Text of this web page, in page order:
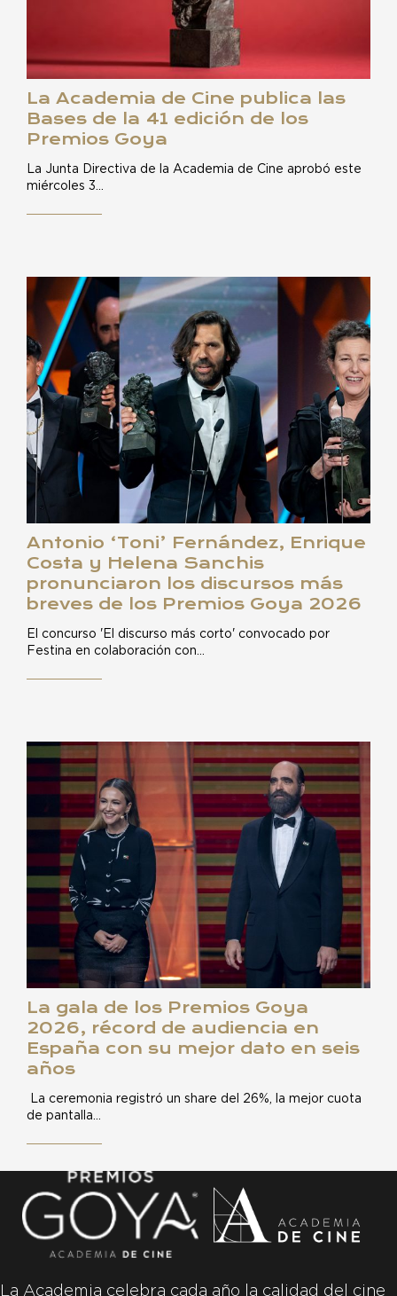
La Academia de Cine publica las
Bases de la 41 edición de los
Premios Goya
La Junta Directiva de la Academia de Cine aprobó este
miércoles 3…
Antonio ‘Toni’ Fernández, Enrique
Costa y Helena Sanchis
pronunciaron los discursos más
breves de los Premios Goya 2026
El concurso 'El discurso más corto' convocado por
Festina en colaboración con…
La gala de los Premios Goya
2026, récord de audiencia en
España con su mejor dato en seis
años
La ceremonia registró un share del 26%, la mejor cuota
de pantalla…
La Academia celebra cada año la calidad del cine